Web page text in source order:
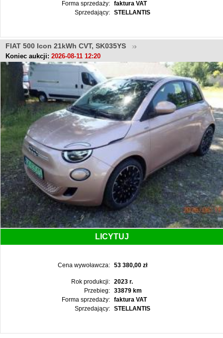
Forma sprzedaży:
faktura VAT
Sprzedający:
STELLANTIS
FIAT 500 Icon 21kWh CVT, SK035YS
Koniec aukcji: 2026-08-11 12:20
LICYTUJ
Cena wywoławcza: 53 380,00 zł
Rok produkcji:
2023 r.
Przebieg:
33879 km
Forma sprzedaży:
faktura VAT
Sprzedający:
STELLANTIS